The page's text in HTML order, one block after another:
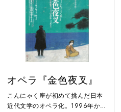
オペラ『金色夜叉』
こんにゃく座が初めて挑んだ日本
近代文学のオペラ化。1996年から